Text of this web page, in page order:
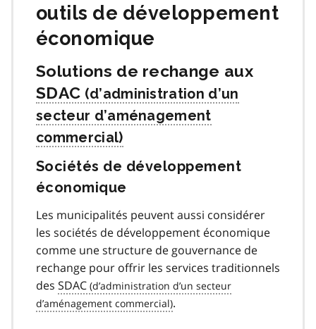
outils de développement
économique
Solutions de rechange aux
SDAC
Sociétés de développement
économique
Les municipalités peuvent aussi considérer
les sociétés de développement économique
comme une structure de gouvernance de
rechange pour offrir les services traditionnels
des SDAC
.